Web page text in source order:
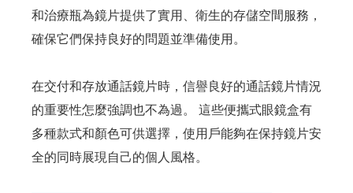
和治療瓶為鏡片提供了實用、衛生的存儲空間服務，
確保它們保持良好的問題並準備使用。
在交付和存放通話鏡片時，信譽良好的通話鏡片情況
的重要性怎麼強調也不為過。 這些便攜式眼鏡盒有
多種款式和顏色可供選擇，使用戶能夠在保持鏡片安
全的同時展現自己的個人風格。